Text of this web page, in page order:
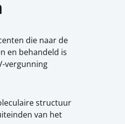
die naar de
en behandeld is
vergunning
structuur
van het